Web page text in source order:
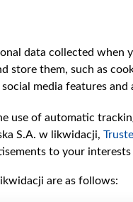
data collected
store them, such as
media features
use of automatic
S.A. w likwidacji,
to your
are as follows: